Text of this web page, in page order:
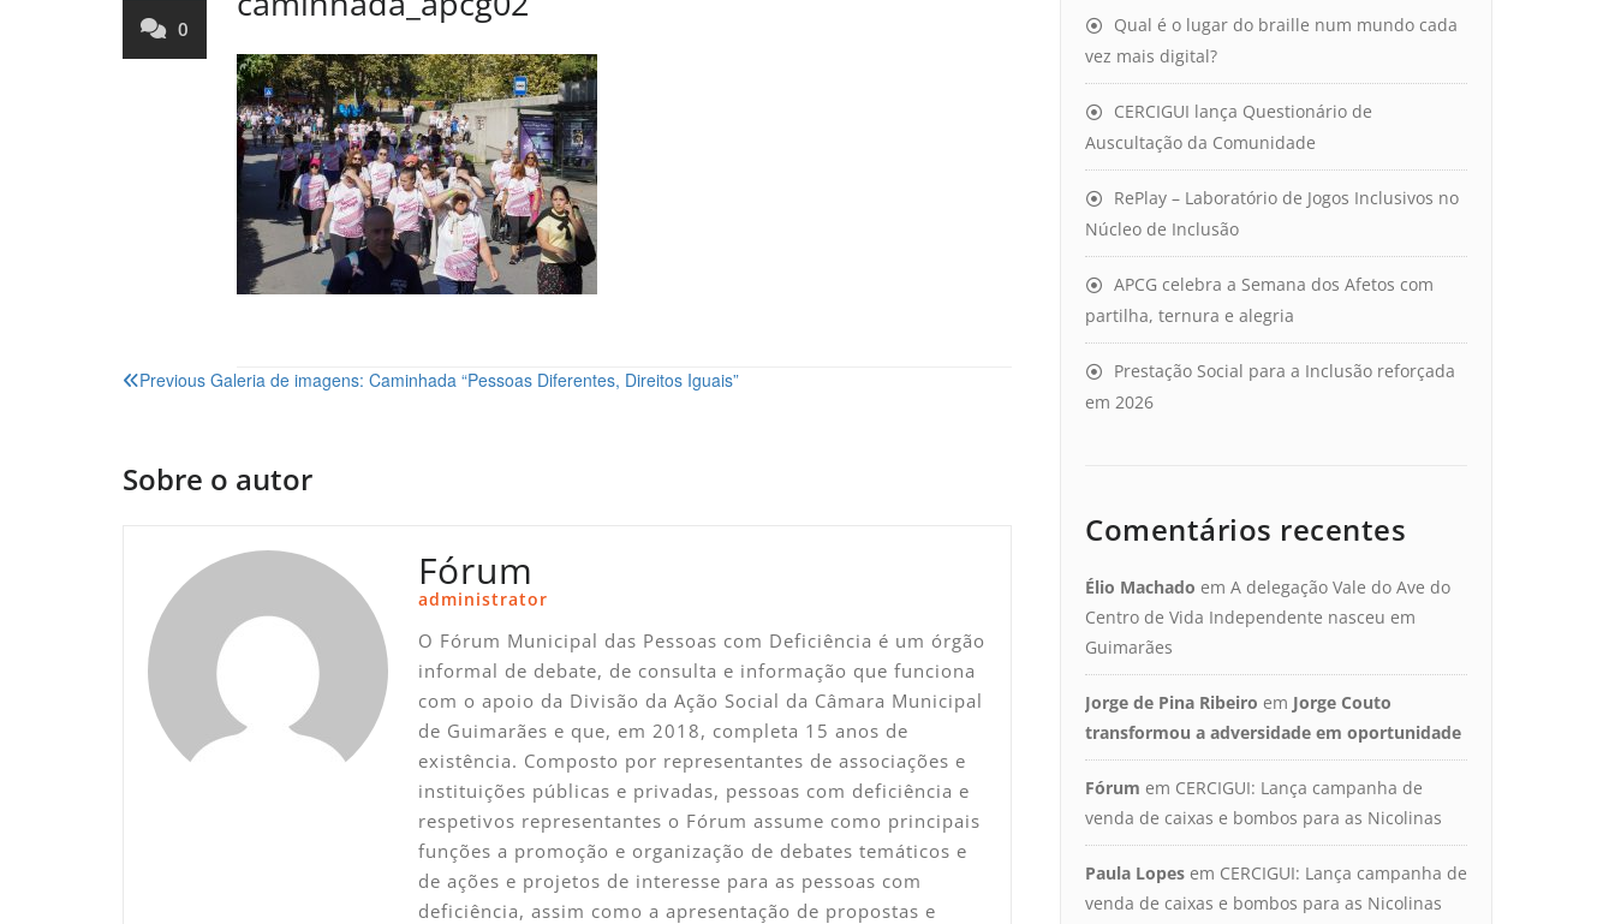
0
Navegação
artigos
Previous Galeria de imagens: Caminhada “Pessoas Diferentes, Direitos Iguais”
Sobre o autor
Fórum
administrator
O Fórum Municipal das Pessoas com Deficiência é um órgão
informal de debate, de consulta e informação que funciona
com o apoio da Divisão da Ação Social da Câmara Municipal
de Guimarães e que, em 2018, completa 15 anos de
existência. Composto por representantes de associações e
instituições públicas e privadas, pessoas com deficiência e
respetivos representantes o Fórum assume como principais
funções a promoção e organização de debates temáticos e
de ações e projetos de interesse para as pessoas com
deficiência, assim como a apresentação de propostas e
Qual é o lugar do braille num mundo cada
vez mais digital?
CERCIGUI lança Questionário de
Auscultação da Comunidade
RePlay – Laboratório de Jogos Inclusivos no
Núcleo de Inclusão
APCG celebra a Semana dos Afetos com
partilha, ternura e alegria
Prestação Social para a Inclusão reforçada
em 2026
Comentários recentes
Élio Machado em A delegação Vale do Ave do
Centro de Vida Independente nasceu em
Guimarães
Jorge de Pina Ribeiro em Jorge Couto
transformou a adversidade em oportunidade
Fórum em CERCIGUI: Lança campanha de
venda de caixas e bombos para as Nicolinas
Paula Lopes em CERCIGUI: Lança campanha de
venda de caixas e bombos para as Nicolinas